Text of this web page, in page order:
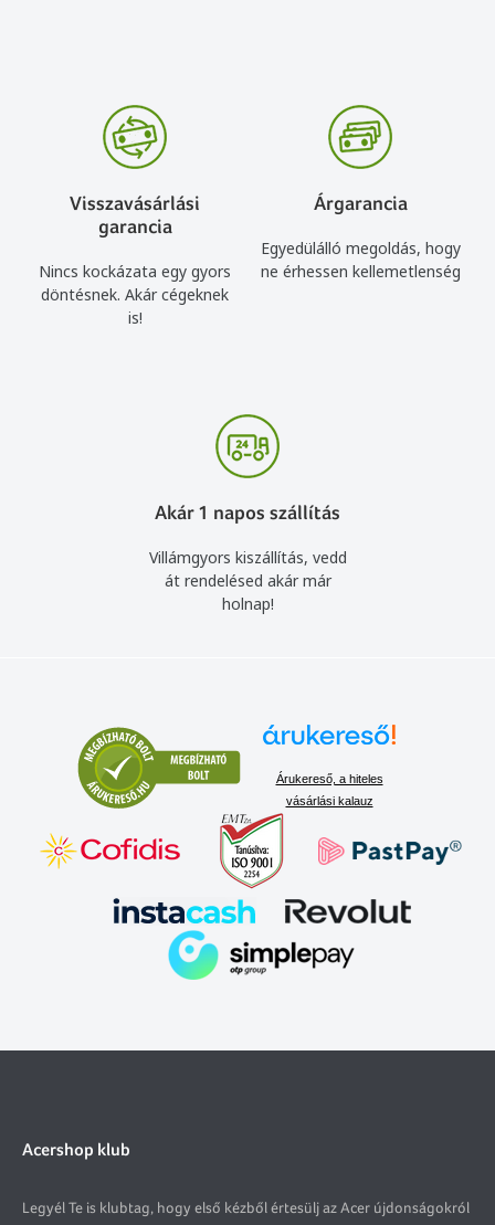
Visszavásárlási
garancia
Nincs kockázata egy gyors
döntésnek. Akár cégeknek
is!
Árgarancia
Egyedülálló megoldás, hogy
ne érhessen kellemetlenség
Akár 1 napos szállítás
Villámgyors kiszállítás, vedd
át rendelésed akár már
holnap!
Árukereső, a hiteles
vásárlási kalauz
Acershop klub
Legyél Te is klubtag, hogy első kézből értesülj az Acer újdonságokról